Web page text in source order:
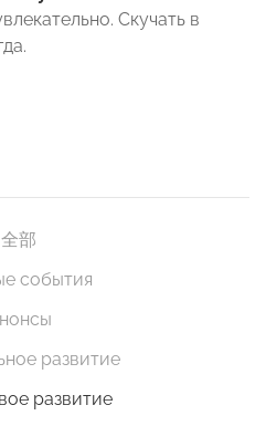
Скучать в
全部
события
развитие
развитие